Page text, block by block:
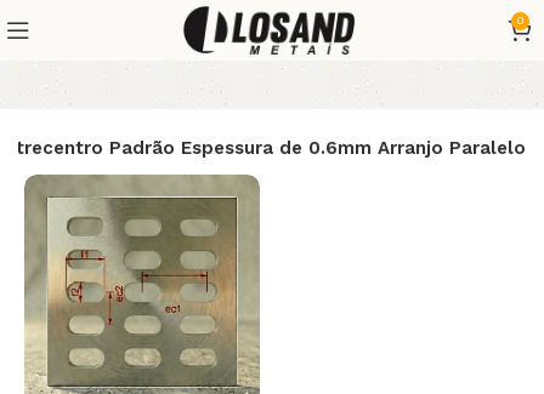
0
Padrão Espessura de 0.6mm Arranjo Paralelo